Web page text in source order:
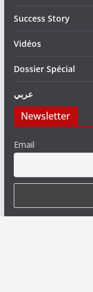
Success Story
Vidéos
Dossier Spécial
عربي
Newsletter
Email